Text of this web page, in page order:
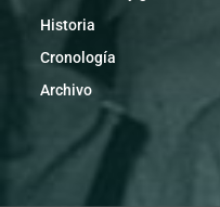
Historia
Cronología
Archivo